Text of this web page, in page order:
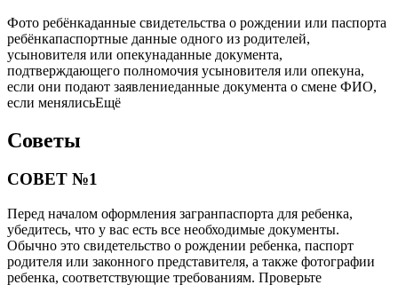
Фото ребёнкаданные свидетельства о рождении или паспорта
ребёнкапаспортные данные одного из родителей,
усыновителя или опекунаданные документа,
подтверждающего полномочия усыновителя или опекуна,
если они подают заявлениеданные документа о смене ФИО,
если менялисьЕщё
Советы
СОВЕТ №1
Перед началом оформления загранпаспорта для ребенка,
убедитесь, что у вас есть все необходимые документы.
Обычно это свидетельство о рождении ребенка, паспорт
родителя или законного представителя, а также фотографии
ребенка, соответствующие требованиям. Проверьте